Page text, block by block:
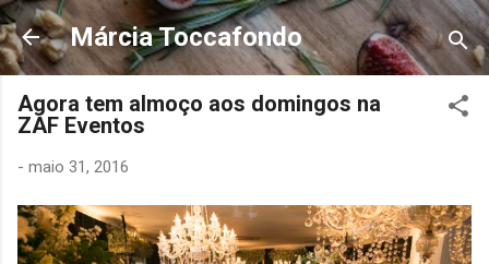
Pular para o conteúdo principal
Márcia Toccafondo
Agora tem almoço aos domingos na
ZAF Eventos
- maio 31, 2016